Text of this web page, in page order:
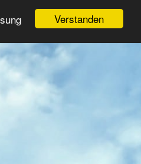
Verstanden